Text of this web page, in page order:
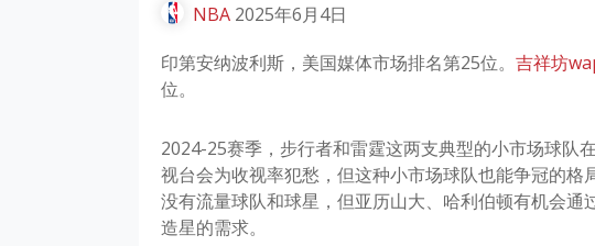
NBA 2025年6月4日
印第安纳波利斯，美国媒体市场排名第25位。 吉祥坊
位。
2024-25赛季，步行者和雷霆这两支典型的小市场球队
视台会为收视率犯愁，但这种小市场球队也能争冠的
没有流量球队和球星，但亚历山大、哈利伯顿有机会通
造星的需求。